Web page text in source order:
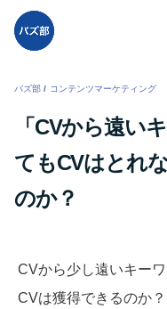
バズ部 / コンテンツマーケティング
「CVから遠い
てもCVはとれ
のか？
CVから少し遠いキー
CVは獲得できるのか